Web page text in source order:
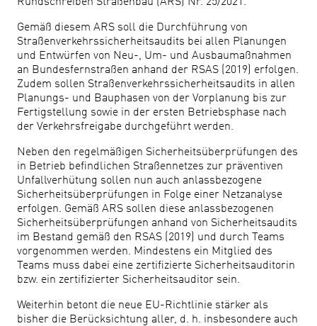
Gemäß diesem ARS soll die Durchführung von
Straßenverkehrssicherheitsaudits bei allen Planungen
und Entwürfen von Neu-, Um- und Ausbaumaßnahmen
an Bundesfernstraßen anhand der RSAS (2019) erfolgen.
Zudem sollen Straßenverkehrssicherheitsaudits in allen
Planungs- und Bauphasen von der Vorplanung bis zur
Fertigstellung sowie in der ersten Betriebsphase nach
der Verkehrsfreigabe durchgeführt werden.
Neben den regelmäßigen Sicherheitsüberprüfungen des
in Betrieb befindlichen Straßennetzes zur präventiven
Unfallverhütung sollen nun auch anlassbezogene
Sicherheitsüberprüfungen in Folge einer Netzanalyse
erfolgen. Gemäß ARS sollen diese anlassbezogenen
Sicherheitsüberprüfungen anhand von Sicherheitsaudits
im Bestand gemäß den RSAS (2019) und durch Teams
vorgenommen werden. Mindestens ein Mitglied des
Teams muss dabei eine zertifizierte Sicherheitsauditorin
bzw. ein zertifizierter Sicherheitsauditor sein.
Weiterhin betont die neue EU-Richtlinie stärker als
bisher die Berücksichtung aller, d. h. insbesondere auch